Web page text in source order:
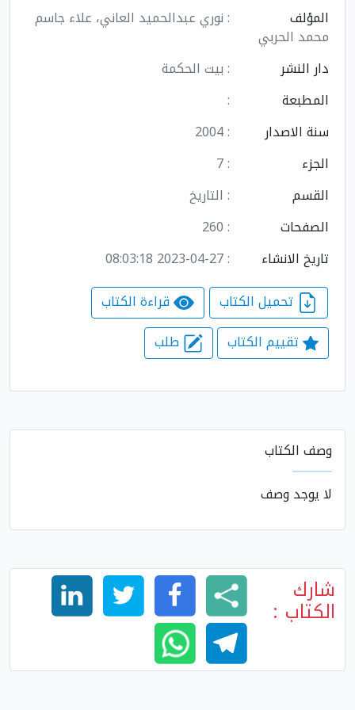
المؤلف : نوري عبدالحميد العاني، علاء جاسم
محمد الحربي
دار النشر
: بيت الحكمة
المطبعة
:
سنة الاصدار
: 2004
الجزء
: 7
القسم
: التاريخ
الصفحات
: 260
تاريخ الانشاء
: 2023-04-27 08:03:18
قراءة الكتاب
تقييم الكتاب
طلب
وصف الكتاب
لا يوجد وصف
شارك
الكتاب :